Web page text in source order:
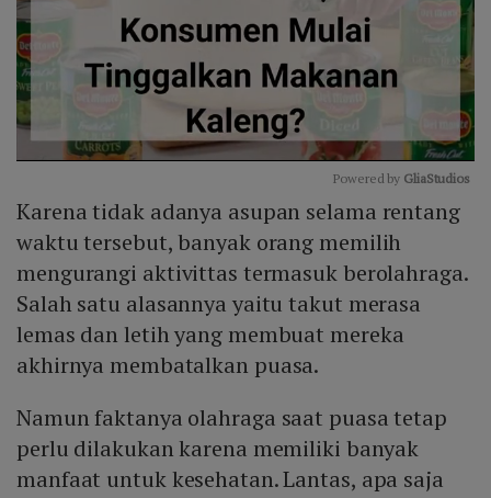
Mute
Powered by GliaStudios
Karena tidak adanya asupan selama rentang
waktu tersebut, banyak orang memilih
mengurangi aktivittas termasuk berolahraga.
Salah satu alasannya yaitu takut merasa
lemas dan letih yang membuat mereka
akhirnya membatalkan puasa.
Namun faktanya olahraga saat puasa tetap
perlu dilakukan karena memiliki banyak
manfaat untuk kesehatan. Lantas, apa saja